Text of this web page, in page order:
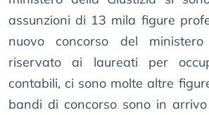
assunzioni di 13 mila figure
nuovo concorso del
riservato ai laureati per
contabili, ci sono molte altre
bandi di concorso sono in